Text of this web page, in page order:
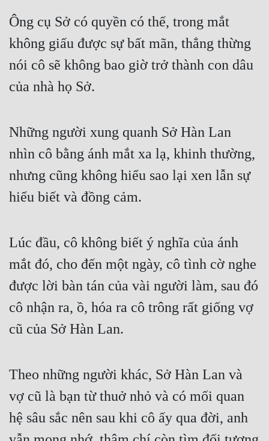
Quân Sự
Sảng Văn
Sắc
Sủng
Tiên Hiệp
Trùng Sinh
Trọng Sinh
Tu Chân
Tu Tiên
Tội Phạm
Võ Hiệp
Võng Du
Xuyên Không
Ông cụ Sở có quyền có thế, trong mắt
không giấu được sự bất mãn, thẳng thừng
nói cô sẽ không bao giờ trở thành con dâu
của nhà họ Sở.
Những người xung quanh Sở Hàn Lan
nhìn cô bằng ánh mắt xa lạ, khinh thường,
nhưng cũng không hiểu sao lại xen lẫn sự
hiểu biết và đồng cảm.
Lúc đầu, cô không biết ý nghĩa của ánh
mắt đó, cho đến một ngày, cô tình cờ nghe
được lời bàn tán của vài người làm, sau đó
cô nhận ra, ồ, hóa ra cô trông rất giống vợ
cũ của Sở Hàn Lan.
Theo những người khác, Sở Hàn Lan và
vợ cũ là bạn từ thuở nhỏ và có mối quan
hệ sâu sắc nên sau khi cô ấy qua đời, anh